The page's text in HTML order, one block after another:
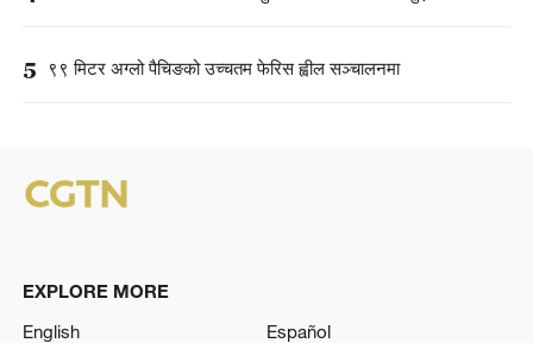
5 ९९ मिटर अग्लो पैचिङको उच्चतम फेरिस ह्वील सञ्चालनमा
EXPLORE MORE
English
Español